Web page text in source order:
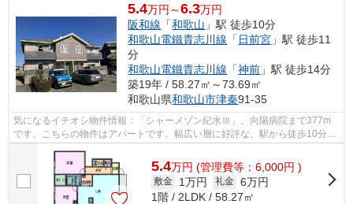
5.4万円～6.3万円
阪和線 「和歌山 」駅 徒歩10分
和歌山電鐵貴志川線 「 日前宮 」駅 徒歩11
分
和歌山電鐵貴志川線 「神前 」駅 徒歩14分
築19年 / 58.27㎡～73.69㎡
和歌山県和歌山市津秦91-35
気になるイチオシ物件情報：「シャーメゾン紀水Ⅲ」。向陽病院まで377m
です。こちらの物件はアパートです。幅広い層に好評な、駅から徒歩10分に
5.4万円 (管理費等：6,000円 )
敷金 1万円 礼金 6万円
1階 / 2LDK / 58.27㎡